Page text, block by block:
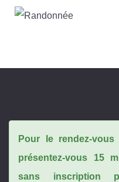
Pour le rendez-
présentez-vous 15
sans inscription